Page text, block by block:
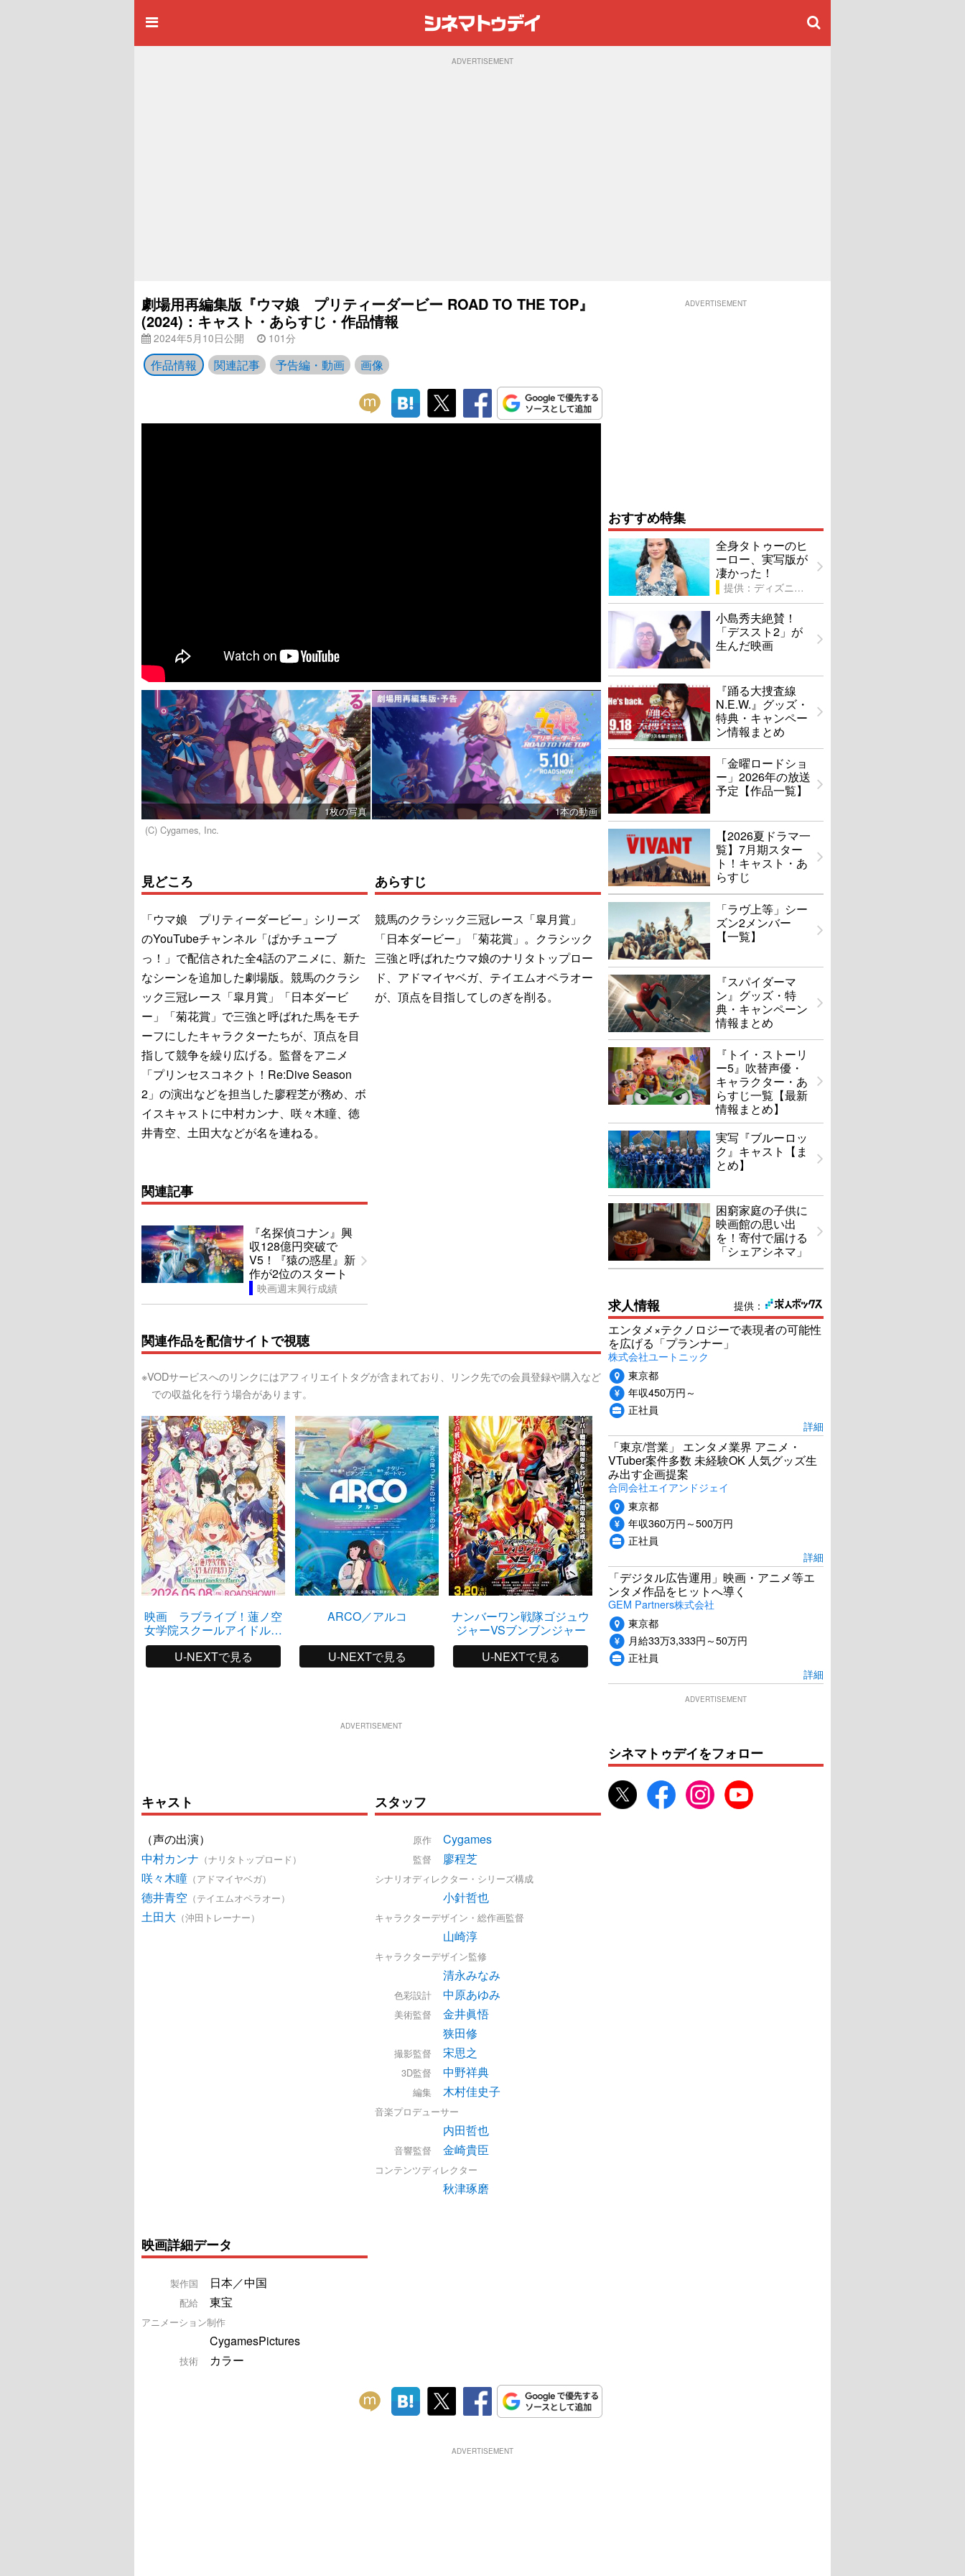
ADVERTISEMENT
劇場用再編集版『ウマ娘 プリティーダービー ROAD TO THE TOP』
(2024)：キャスト・あらすじ・作品情報
2024年5月10日公開 101分
作品情報 関連記事 予告編・動画 画像
1枚の写真
1本の動画
(C) Cygames, Inc.
見どころ
「ウマ娘 プリティーダービー」シリーズ
のYouTubeチャンネル「ぱかチューブ
っ！」で配信された全4話のアニメに、新た
なシーンを追加した劇場版。競馬のクラシ
ック三冠レース「皐月賞」「日本ダービ
ー」「菊花賞」で三強と呼ばれた馬をモチ
ーフにしたキャラクターたちが、頂点を目
指して競争を繰り広げる。監督をアニメ
「プリンセスコネクト！Re:Dive Season
2」の演出などを担当した廖程芝が務め、ボ
イスキャストに中村カンナ、咲々木瞳、徳
井青空、土田大などが名を連ねる。
あらすじ
競馬のクラシック三冠レース「皐月賞」
「日本ダービー」「菊花賞」。クラシック
三強と呼ばれたウマ娘のナリタトップロー
ド、アドマイヤベガ、テイエムオペラオー
が、頂点を目指してしのぎを削る。
関連記事
『名探偵コナン』興
収128億円突破で
V5！『猿の惑星』新
作が2位のスタート
映画週末興行成績
関連作品を配信サイトで視聴
※VODサービスへのリンクにはアフィリエイトタグが含まれており、リンク先での会員登録や購入など
での収益化を行う場合があります。
映画 ラブライブ！蓮ノ空
女学院スクールアイドルク
ラブ Bloom Garden Party
U-NEXTで見る
ARCO／アルコ
U-NEXTで見る
ナンバーワン戦隊ゴジュウ
ジャーVSブンブンジャー
U-NEXTで見る
アメリと雨の物語
U-NEXTで見る
ADVERTISEMENT
キャスト
（声の出演）
中村カンナ （ナリタトップロード）
咲々木瞳 （アドマイヤベガ）
徳井青空 （テイエムオペラオー）
土田大 （沖田トレーナー）
スタッフ
原作 Cygames
監督 廖程芝
シナリオディレクター・シリーズ構成
小針哲也
キャラクターデザイン・総作画監督
山崎淳
キャラクターデザイン監修
清永みなみ
色彩設計 中原あゆみ
美術監督
金井眞悟
狭田修
撮影監督 宋思之
3D監督 中野祥典
編集 木村佳史子
音楽プロデューサー
内田哲也
音響監督 金崎貴臣
コンテンツディレクター
秋津琢磨
映画詳細データ
製作国 日本／中国
配給 東宝
アニメーション制作
CygamesPictures
技術 カラー
ADVERTISEMENT
おすすめ特集
全身タトゥーのヒ
ーロー、実写版が
凄かった！
提供：ディズニー
小島秀夫絶賛！
「デススト2」が
生んだ映画
『踊る大捜査線
N.E.W.』グッズ・
特典・キャンペー
ン情報まとめ
「金曜ロードショ
ー」2026年の放送
予定【作品一覧】
【2026夏ドラマ一
覧】7月期スター
ト！キャスト・あ
らすじ
「ラヴ上等」シー
ズン2メンバー
【一覧】
『スパイダーマ
ン』グッズ・特
典・キャンペーン
情報まとめ
『トイ・ストーリ
ー5』吹替声優・
キャラクター・あ
らすじ一覧【最新
情報まとめ】
実写『ブルーロッ
ク』キャスト【ま
とめ】
困窮家庭の子供に
映画館の思い出
を！寄付で届ける
「シェアシネマ」
提供：
求人情報
エンタメ×テクノロジーで表現者の可能性
を広げる「プランナー」
株式会社ユートニック
東京都
年収450万円～
正社員
詳細
「東京/営業」 エンタメ業界 アニメ・
VTuber案件多数 未経験OK 人気グッズ生
み出す企画提案
合同会社エイアンドジェイ
東京都
年収360万円～500万円
正社員
詳細
「デジタル広告運用」映画・アニメ等エ
ンタメ作品をヒットへ導く
GEM Partners株式会社
東京都
月給33万3,333円～50万円
正社員
詳細
ADVERTISEMENT
シネマトゥデイをフォロー
ADVERTISEMENT